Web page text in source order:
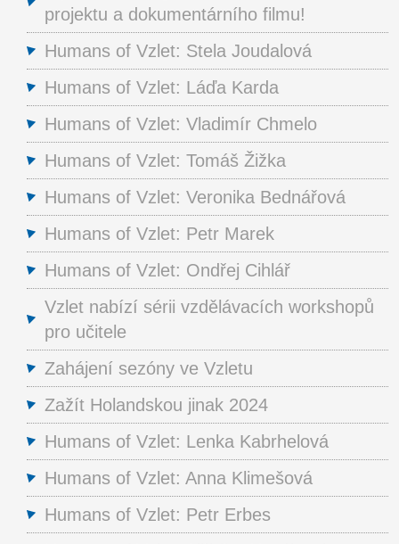
projektu a dokumentárního filmu!
Humans of Vzlet: Stela Joudalová
Humans of Vzlet: Láďa Karda
Humans of Vzlet: Vladimír Chmelo
Humans of Vzlet: Tomáš Žižka
Humans of Vzlet: Veronika Bednářová
Humans of Vzlet: Petr Marek
Humans of Vzlet: Ondřej Cihlář
Vzlet nabízí sérii vzdělávacích workshopů
pro učitele
Zahájení sezóny ve Vzletu
Zažít Holandskou jinak 2024
Humans of Vzlet: Lenka Kabrhelová
Humans of Vzlet: Anna Klimešová
Humans of Vzlet: Petr Erbes